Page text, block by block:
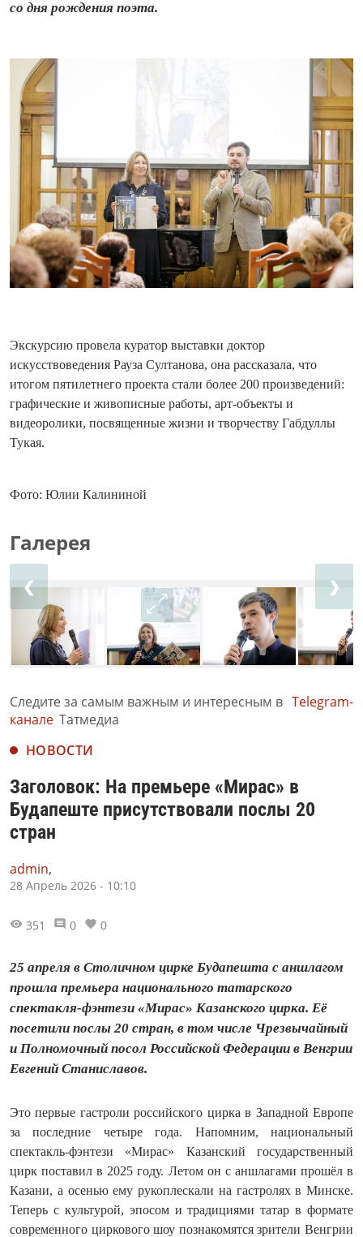
со дня рождения поэта.
Экскурсию провела куратор выставки доктор
искусствоведения Рауза Султанова, она рассказала, что
итогом пятилетнего проекта стали более 200 произведений:
графические и живописные работы, арт-объекты и
видеоролики, посвященные жизни и творчеству Габдуллы
Тукая.
Фото: Юлии Калининой
Галерея
❮ ❯
Следите за самым важным и интересным в Telegram-
канале Татмедиа
НОВОСТИ
Заголовок: На премьере «Мирас» в
Будапеште присутствовали послы 20
стран
admin,
28 Апрель 2026 - 10:10
351 0 0
25 апреля в Столичном цирке Будапешта с аншлагом
прошла премьера национального татарского
спектакля-фэнтези «Мирас» Казанского цирка. Её
посетили послы 20 стран, в том числе Чрезвычайный
и Полномочный посол Российской Федерации в Венгрии
Евгений Станиславов.
Это первые гастроли российского цирка в Западной Европе
за последние четыре года. Напомним, национальный
спектакль-фэнтези «Мирас» Казанский государственный
цирк поставил в 2025 году. Летом он с аншлагами прошёл в
Казани, а осенью ему рукоплескали на гастролях в Минске.
Теперь с культурой, эпосом и традициями татар в формате
современного циркового шоу познакомятся зрители Венгрии